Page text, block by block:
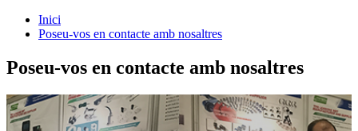
Inici
Poseu-vos en contacte amb nosaltres
Poseu-vos en contacte amb nosaltres